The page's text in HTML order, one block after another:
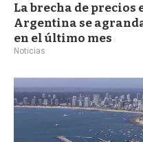
La brecha de precios
Argentina se
en el último mes
Noticias